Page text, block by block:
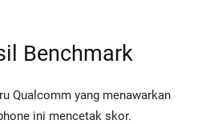
Benchmark
Qualcomm yang menawarkan
ini mencetak skor.